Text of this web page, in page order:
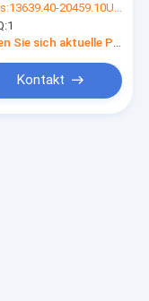
speziell
Gruppe
13639.40-20459.10USD/Unit
1
Holen Sie sich aktuelle Preis
Kontakt